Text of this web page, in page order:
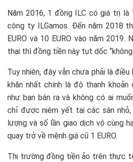
Năm 2016, 1 đồng ILC có giá trị là
công ty ILGamos. Đến năm 2018
EURO và 10 EURO vào năm 2019.
thại thì đồng tiền này tụt dốc “không
Tuy nhiên, đây vẫn chưa phải là
khăn nhất chính là độ thanh khoản
như bạn bán ra và không có ai
chỉ được niêm yết tại các sàn
lượng và số lần giao dịch vô cùng
quay trở về mệnh giá cũ 1 EURO.
Thị trường đồng tiền ảo trên thực